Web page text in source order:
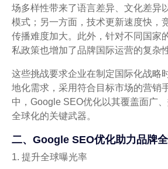
场多样性带来了语言差异、文化差异
模式；另一方面，技术更新速度快，
传播难度加大。此外，针对不同国家
私政策也增加了品牌国际运营的复杂性
这些挑战要求企业在制定国际化战略
地化需求，采用符合目标市场的营销
中，Google SEO优化以其覆盖面广
全球化的关键武器。
二、Google SEO优化助力品牌
1. 提升全球曝光率